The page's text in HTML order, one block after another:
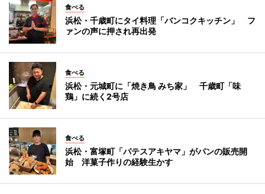
食べる
浜松・千歳町にタイ料理「バンコクキッチン」 フ
ァンの声に押され再出発
食べる
浜松・元城町に「焼き鳥 みち家」 千歳町「味
鶏」に続く2号店
食べる
浜松・富塚町「パテスアキヤマ」がパンの販売開
始 洋菓子作りの経験生かす